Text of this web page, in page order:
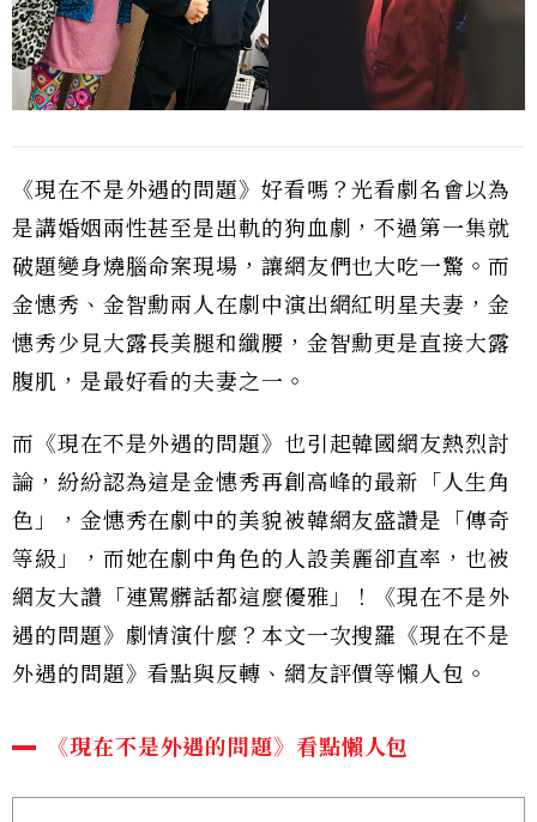
《現在不是外遇的問題》好看嗎？光看劇名會以為
是講婚姻兩性甚至是出軌的狗血劇，不過第一集就
破題變身燒腦命案現場，讓網友們也大吃一驚。而
金憓秀、金智勳兩人在劇中演出網紅明星夫妻，金
憓秀少見大露長美腿和纖腰，金智勳更是直接大露
腹肌，是最好看的夫妻之一。
而《現在不是外遇的問題》也引起韓國網友熱烈討
論，紛紛認為這是金憓秀再創高峰的最新「人生角
色」，金憓秀在劇中的美貌被韓網友盛讚是「傳奇
等級」，而她在劇中角色的人設美麗卻直率，也被
網友大讚「連罵髒話都這麼優雅」！《現在不是外
遇的問題》劇情演什麼？本文一次搜羅《現在不是
外遇的問題》看點與反轉、網友評價等懶人包。
《現在不是外遇的問題》看點懶人包